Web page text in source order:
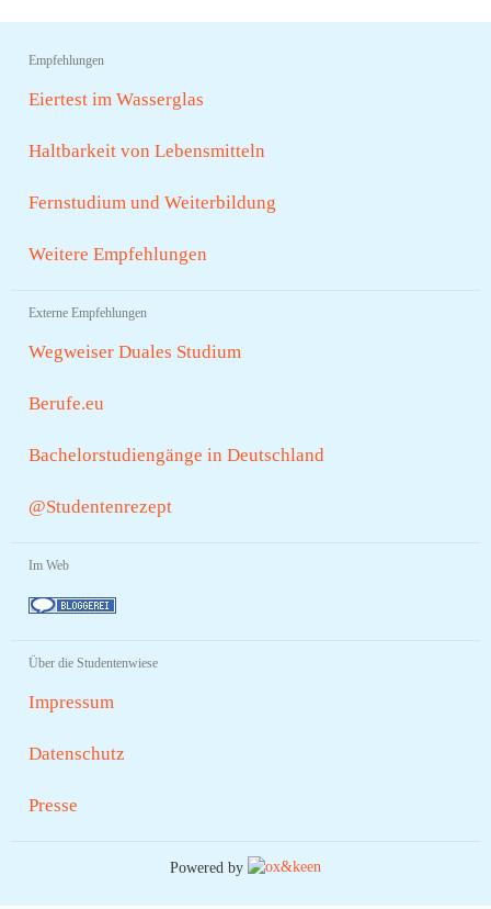
Empfehlungen
Eiertest im Wasserglas
Haltbarkeit von Lebensmitteln
Fernstudium und Weiterbildung
Weitere Empfehlungen
Externe Empfehlungen
Wegweiser Duales Studium
Berufe.eu
Bachelorstudiengänge in Deutschland
@Studentenrezept
Im Web
Über die Studentenwiese
Impressum
Datenschutz
Presse
Powered by